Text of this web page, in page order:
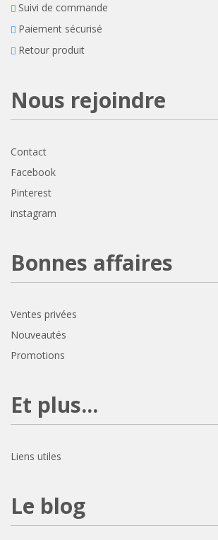
Suivi de commande
Paiement sécurisé
Retour produit
Nous rejoindre
Contact
Facebook
Pinterest
instagram
Bonnes affaires
Ventes privées
Nouveautés
Promotions
Et plus...
Liens utiles
Le blog